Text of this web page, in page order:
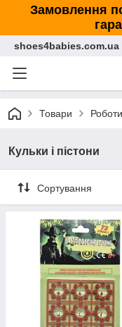
Замовлення
shoes4babies.com.ua
Товари
Кульки і пістони
Сортування